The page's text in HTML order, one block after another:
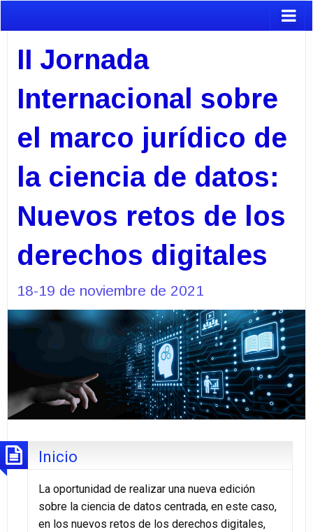
II Jornada
Internacional sobre
el marco jurídico de
la ciencia de datos:
Nuevos retos de los
derechos digitales
18-19 de noviembre de 2021
Inicio
La oportunidad de realizar una nueva edición
sobre la ciencia de datos centrada, en este caso,
en los nuevos retos de los derechos digitales,